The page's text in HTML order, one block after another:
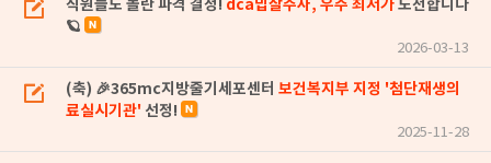
직원들도 놀란 파격 결정! dca밉살주사, 우주 최저가도전합니다
🪐
2026-03-13
(축) 🎉365mc지방줄기세포센터 보건복지부 지정 '첨단재생의
료실시기관' 선정!
2025-11-28